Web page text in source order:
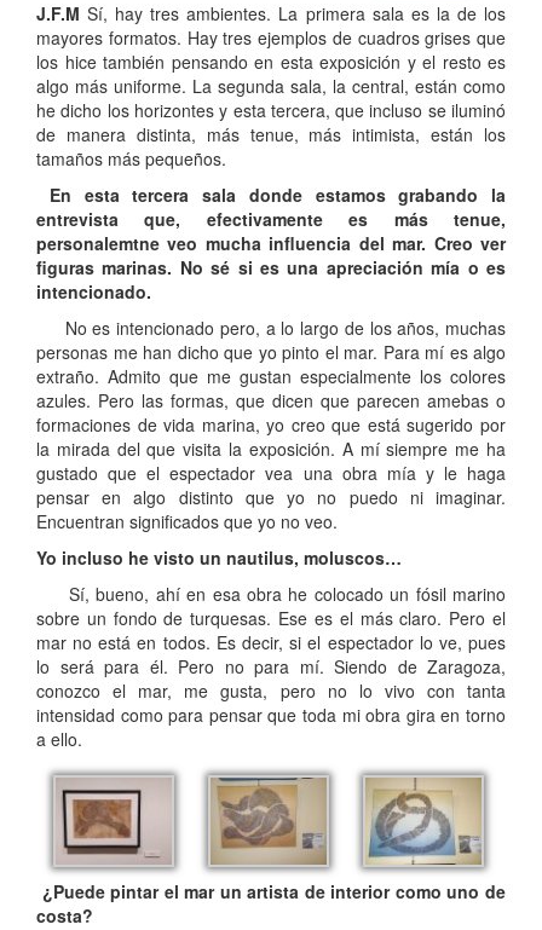
J.F.M Sí, hay tres ambientes. La primera sala es la de los
mayores formatos. Hay tres ejemplos de cuadros grises que
los hice también pensando en esta exposición y el resto es
algo más uniforme. La segunda sala, la central, están como
he dicho los horizontes y esta tercera, que incluso se iluminó
de manera distinta, más tenue, más intimista, están los
tamaños más pequeños.
En esta tercera sala donde estamos grabando la
entrevista que, efectivamente es más tenue,
personalemtne veo mucha influencia del mar. Creo ver
figuras marinas. No sé si es una apreciación mía o es
intencionado.
No es intencionado pero, a lo largo de los años, muchas
personas me han dicho que yo pinto el mar. Para mí es algo
extraño. Admito que me gustan especialmente los colores
azules. Pero las formas, que dicen que parecen amebas o
formaciones de vida marina, yo creo que está sugerido por
la mirada del que visita la exposición. A mí siempre me ha
gustado que el espectador vea una obra mía y le haga
pensar en algo distinto que yo no puedo ni imaginar.
Encuentran significados que yo no veo.
Yo incluso he visto un nautilus, moluscos…
Sí, bueno, ahí en esa obra he colocado un fósil marino
sobre un fondo de turquesas. Ese es el más claro. Pero el
mar no está en todos. Es decir, si el espectador lo ve, pues
lo será para él. Pero no para mí. Siendo de Zaragoza,
conozco el mar, me gusta, pero no lo vivo con tanta
intensidad como para pensar que toda mi obra gira en torno
a ello.
¿Puede pintar el mar un artista de interior como uno de
costa?